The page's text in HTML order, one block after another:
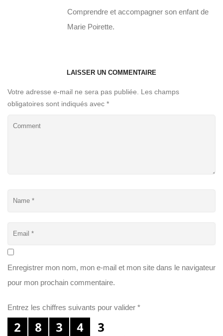
Comprendre et accompagner son enfant de
Marie Poirette.
LAISSER UN COMMENTAIRE
Votre adresse e-mail ne sera pas publiée. Les champs
obligatoires sont indiqués avec *
Enregistrer mon nom, mon e-mail et mon site dans le navigateur
pour mon prochain commentaire.
Entrez les chiffres suivants pour valider *